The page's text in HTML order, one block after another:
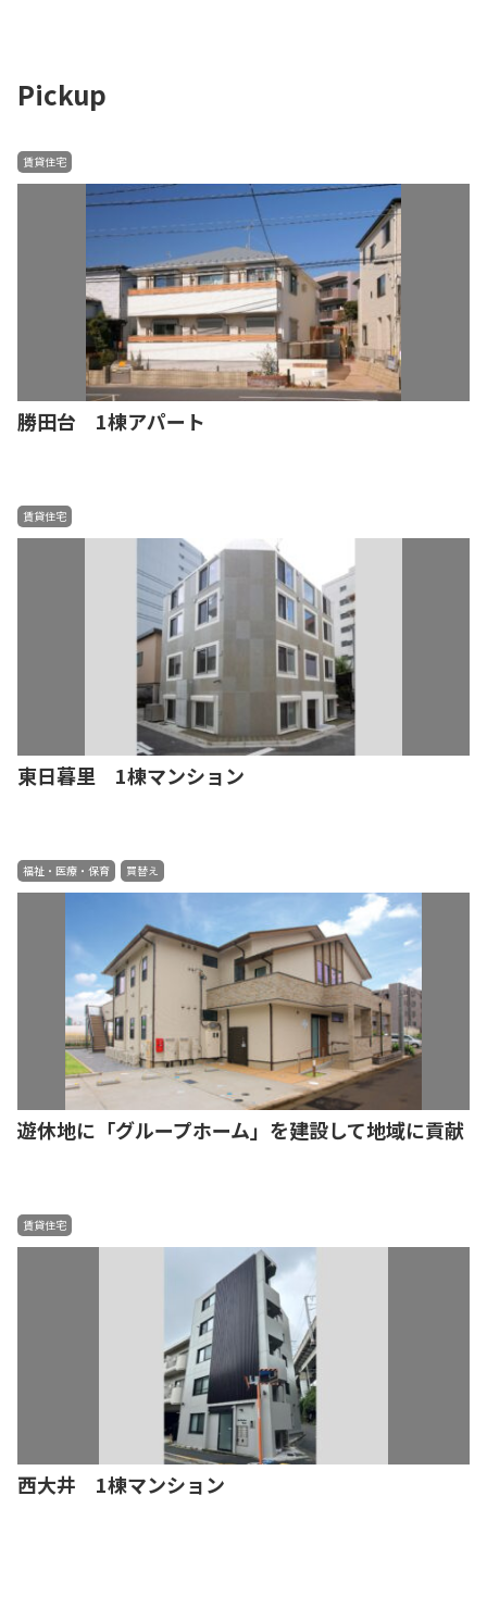
Pickup
賃貸住宅
勝田台 1棟アパート
賃貸住宅
東日暮里 1棟マンション
福祉・医療・保育 買替え
遊休地に「グループホーム」を建設して地域に貢献
賃貸住宅
西大井 1棟マンション